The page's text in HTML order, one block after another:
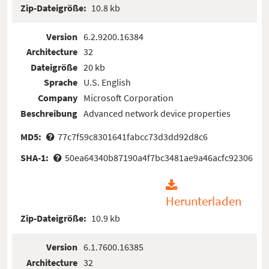
Zip-Dateigröße: 10.8 kb
Version
Architecture
Dateigröße
Sprache
Company
Beschreibung
6.2.9200.16384
32
20 kb
U.S. English
Microsoft Corporation
Advanced network device properties
MD5:
77c7f59c8301641fabcc73d3dd92d8c6
SHA-1:
50ea64340b87190a4f7bc3481ae9a46acfc92306
Herunterladen
Zip-Dateigröße: 10.9 kb
Version
Architecture
6.1.7600.16385
32